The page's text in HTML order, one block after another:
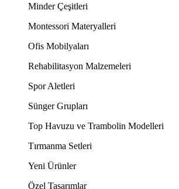
Minder Çeşitleri
Montessori Materyalleri
Ofis Mobilyaları
Rehabilitasyon Malzemeleri
Spor Aletleri
Sünger Grupları
Top Havuzu ve Trambolin Modelleri
Tırmanma Setleri
Yeni Ürünler
Özel Tasarımlar